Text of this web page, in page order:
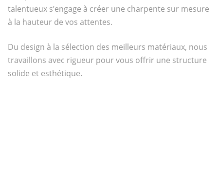
talentueux s’engage à créer une charpente sur mesure
à la hauteur de vos attentes.
Du design à la sélection des meilleurs matériaux, nous
travaillons avec rigueur pour vous offrir une structure
solide et esthétique.